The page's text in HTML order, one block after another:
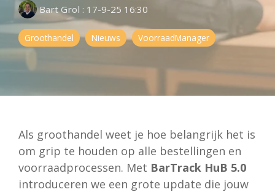
Bart Grol : 17-9-25 16:30
Groothandel Nieuws VoorraadManager
Als groothandel weet je hoe belangrijk het is
om grip te houden op alle bestellingen en
voorraadprocessen. Met BarTrack HuB 5.0
introduceren we een grote update die jouw